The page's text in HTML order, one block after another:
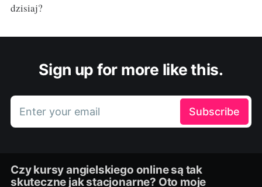
dzisiaj?
Sign up for more like this.
Enter your email Subscribe
Czy kursy angielskiego online są tak
skuteczne jak stacjonarne? Oto moje